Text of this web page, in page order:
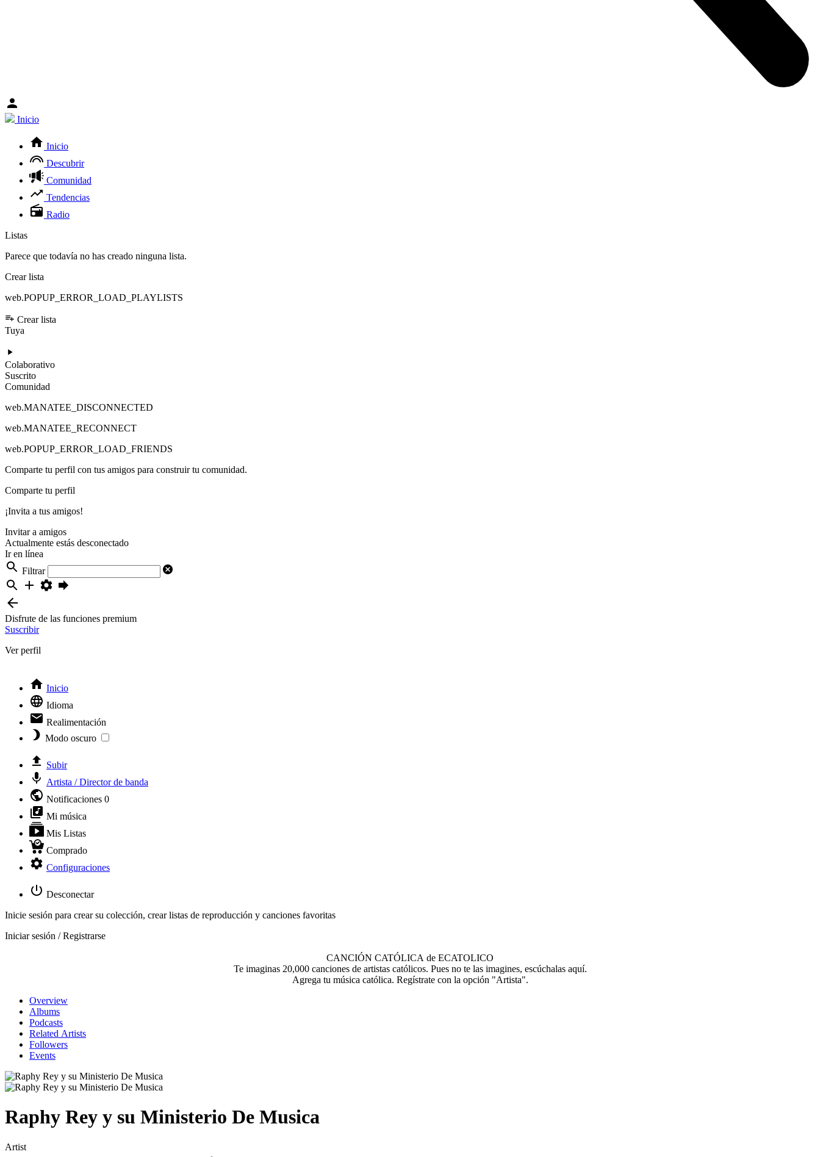
Inicio
Inicio
Descubrir
Comunidad
Tendencias
Radio
Listas
Parece que todavía no has creado ninguna lista.
Crear lista
web.POPUP_ERROR_LOAD_PLAYLISTS
Crear lista
Tuya
Colaborativo
Suscrito
Comunidad
web.MANATEE_DISCONNECTED
web.MANATEE_RECONNECT
web.POPUP_ERROR_LOAD_FRIENDS
Comparte tu perfil con tus amigos para construir tu comunidad.
Comparte tu perfil
¡Invita a tus amigos!
Invitar a amigos
Actualmente estás desconectado
Ir en línea
Filtrar
Disfrute de las funciones premium
Suscribir
Ver perfil
Inicio
Idioma
Realimentación
Modo oscuro
Subir
Artista / Director de banda
Notificaciones 0
Mi música
Mis Listas
Comprado
Configuraciones
Desconectar
Inicie sesión para crear su colección, crear listas de reproducción y canciones favoritas
Iniciar sesión / Registrarse
CANCIÓN CATÓLICA de ECATOLICO
Te imaginas 20,000 canciones de artistas católicos. Pues no te las imagines, escúchalas aquí.
Agrega tu música católica. Regístrate con la opción "Artista".
Overview
Albums
Podcasts
Related Artists
Followers
Events
Raphy Rey y su Ministerio De Musica
Artist